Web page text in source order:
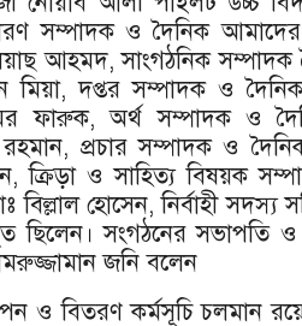
সম্পাদক ও দৈনিক
আহমদ, সাংগঠনিক সম্পাদক
মিয়া, দপ্তর সম্পাদক ও
ফারুক, অর্থ সম্পাদক ও
প্রচার সম্পাদক ও
ক্রিড়া ও সাহিত্য বিষয়ক
বিল্লাল হোসেন, নির্বাহী সদস্য
ছিলেন। সংগঠনের সভাপতি
জনি বলেন
ও বিতরণ কর্মসূচি চলমান